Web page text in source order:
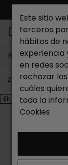
Buscar...
Zapateria
¡EN OFERTA!
Este sitio
terceros
hábitos de
en redes
rechazar
cuáles
toda la
Cookies